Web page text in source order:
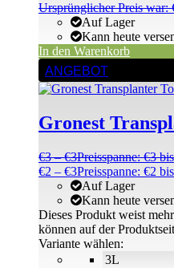
Ursprünglicher Preis war:
Auf Lager
Kann heute
In den Warenkorb
ANGEBOT
Gronest
€3 –€3Preisspanne: €3
€2 – €3Preisspanne: €2
3L
Auf Lager
Kann heute
Variante wählen:
Dieses Produkt weist
können auf der